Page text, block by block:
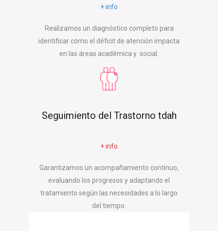
+ info
Realizamos un diagnóstico completo para
identificar cómo el déficit de atención impacta
en las áreas académica y social.
Seguimiento del Trastorno tdah
+ info
Garantizamos un acompañamiento continuo,
evaluando los progresos y adaptando el
tratamiento según las necesidades a lo largo
del tiempo.